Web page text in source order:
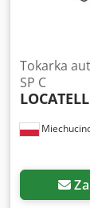
Tokarka
SP C